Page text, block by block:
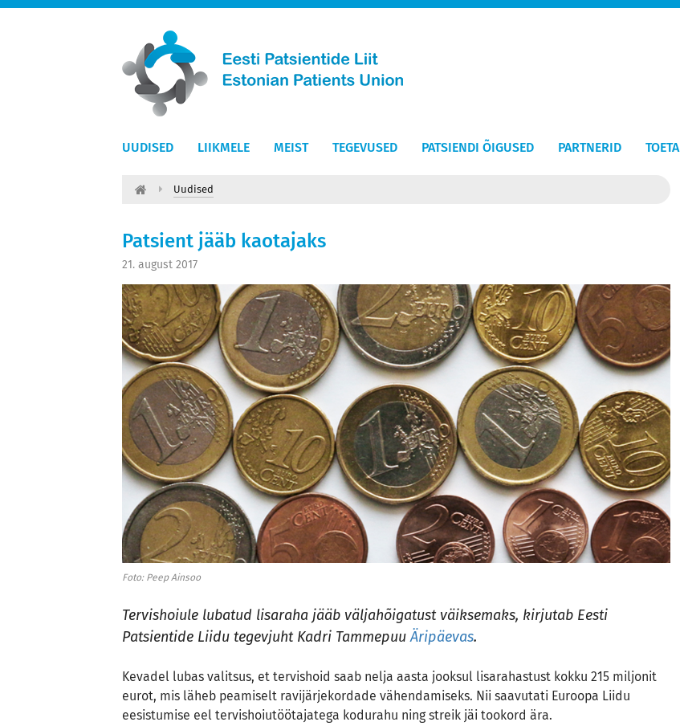
UUDISED LIIKMELE MEIST TEGEVUSED PATSIENDI ÕIGUSED PARTNERID TOETA
Uudised
Patsient jääb kaotajaks
21. august 2017
Foto: Peep Ainsoo
Tervishoiule lubatud lisaraha jääb väljahõigatust väiksemaks, kirjutab Eesti
Patsientide Liidu tegevjuht Kadri TammepuuÄripäevas.
Kevadel lubas valitsus, et tervishoid saab nelja aasta jooksul lisarahastust kokku 215 miljonit
eurot, mis läheb peamiselt ravijärjekordade vähendamiseks. Nii saavutati Euroopa Liidu
eesistumise eel tervishoiutöötajatega kodurahu ning streik jäi tookord ära.